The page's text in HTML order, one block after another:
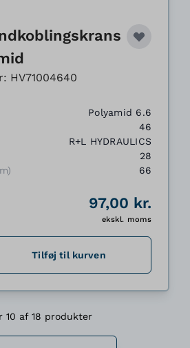
HV71004640
Polyamid 6.6
46
R+L HYDRAULICS
28
66
97,00 kr.
ekskl. moms
Tilføj til kurven
10 af 18 produkter